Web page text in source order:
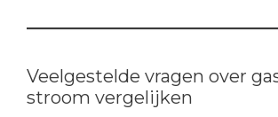
Veelgestelde vragen over
stroom vergelijken